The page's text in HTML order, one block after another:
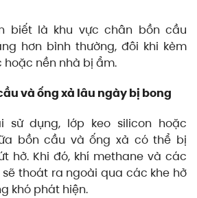
biết là khu vực chân bồn cầu
hơn bình thường, đôi khi kèm
hoặc nền nhà bị ẩm.
và ống xả lâu ngày bị bong
sử dụng, lớp keo silicon hoặc
bồn cầu và ống xả có thể bị
hở. Khi đó, khí methane và các
thoát ra ngoài qua các khe hở
khó phát hiện.